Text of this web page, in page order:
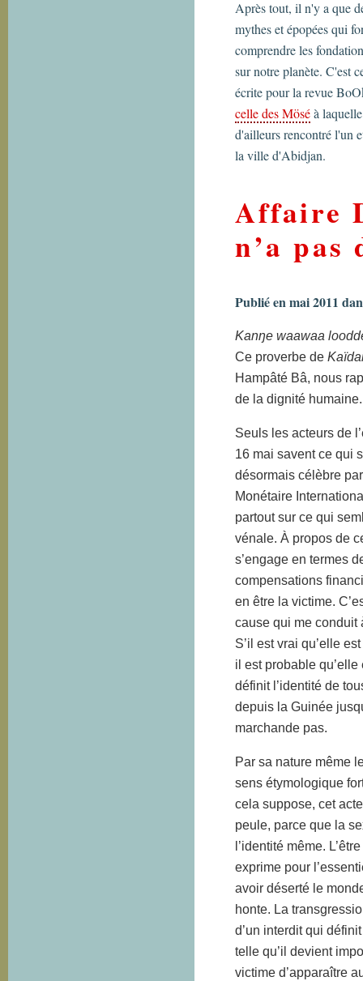
Après tout, il n'y a que
mythes et épopées qui
comprendre les
sur notre planète. C'est
écrite pour la revue
celle des Möséà
d'ailleurs rencontré l'un
la ville d'Abidjan.
Affaire
n’a
Publié en mai 2011
Kanŋe waawaa
Ce proverbe de
Hampâté Bâ, nous
de la dignité
Seuls les acteurs de
16 mai savent ce qui
désormais célèbre
Monétaire
partout sur ce qui
vénale. À propos de
s’engage en termes
compensations
en être la victime.
cause qui me conduit
S’il est vrai qu’elle
il est probable
définit l’identité de
depuis la Guinée
marchande pas.
Par sa nature même
sens étymologique
cela suppose, cet
peule, parce que la
l’identité même.
exprime pour
avoir déserté le
honte. La
d’un interdit qui
telle qu’il devient
victime d’apparaître